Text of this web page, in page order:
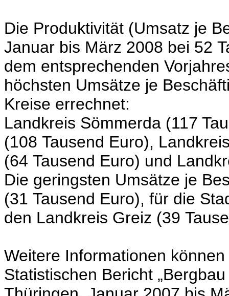
Die Produktivität (Umsatz je
Januar bis März 2008 bei 52
dem entsprechenden
höchsten Umsätze je
Kreise errechnet:
Landkreis Sömmerda (117
(108 Tausend Euro),
(64 Tausend Euro) und
Die geringsten Umsätze je
(31 Tausend Euro), für die
den Landkreis Greiz (39
Weitere Informationen
Statistischen Bericht